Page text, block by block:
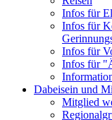
Infos für
Infos für
Infos für
Infos für
Dabeisein und
Mitglied